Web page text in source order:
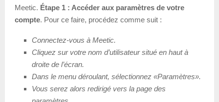
Meetic. Étape 1 : Accéder aux paramètres de votre
compte. Pour ce faire, procédez comme suit :
Connectez-vous à Meetic.
Cliquez sur votre nom d’utilisateur situé en haut à
droite de l’écran.
Dans le menu déroulant, sélectionnez «Paramètres».
Vous serez alors redirigé vers la page des